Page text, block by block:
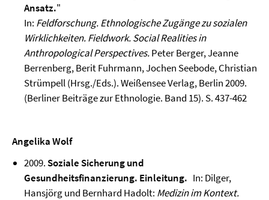
Ansatz."
In: Feldforschung. Ethnologische Zugänge zu sozialen
Wirklichkeiten. Fieldwork. Social Realities in
Anthropological Perspectives.Peter Berger, Jeanne
Berrenberg, Berit Fuhrmann, Jochen Seebode, Christian
Strümpell (Hrsg./Eds.). Weißensee Verlag, Berlin 2009.
(Berliner Beiträge zur Ethnologie. Band 15). S. 437-462
Angelika Wolf
2009. Soziale Sicherung und
Gesundheitsfinanzierung. Einleitung. In: Dilger,
Hansjörg und Bernhard Hadolt: Medizin im Kontext.